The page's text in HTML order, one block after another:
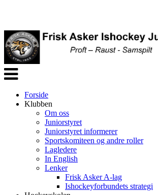
Veksle
navigasjon
Forside
Klubben
Om oss
Juniorstyret
Juniorstyret informerer
Sportskomiteen og andre roller
Lagledere
In English
Lenker
Frisk Asker A-lag
Ishockeyforbundets strategi